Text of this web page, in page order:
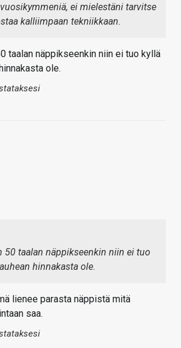
ei mielestäni tarvitse
kalliimpaan tekniikkaan.
taalan näppikseenkin niin ei tuo kyllä
ole.
50 taalan näppikseenkin niin ei tuo
hinnakasta ole.
lienee parasta näppistä mitä
saa.